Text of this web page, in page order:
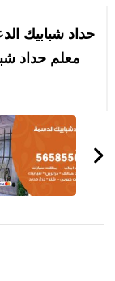
بين
التدوينات
معلم حداد